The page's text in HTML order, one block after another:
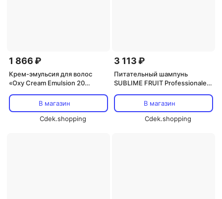
1 866 ₽
Крем-эмульсия для волос
«Oxy Cream Emulsion 20
CosmeticsВ магазин
Cdek.shopping
3 113 ₽
Питательный шампунь
SUBLIME FRUIT Professionale
CosmeticsВ магазин
Cdek.shopping